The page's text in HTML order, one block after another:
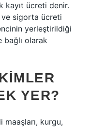
kayıt ücreti denir.
sigorta ücreti
yerleştirildiği
bağlı olarak
YER?
maaşları, kurgu,